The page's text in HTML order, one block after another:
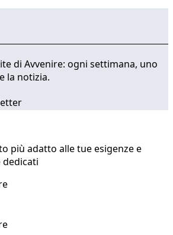
di Avvenire: ogni settimana, uno
la notizia.
più adatto alle tue esigenze e
dedicati